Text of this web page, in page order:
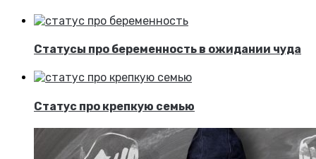
Статусы про беременность в ожидании чуда
Статус про крепкую семью